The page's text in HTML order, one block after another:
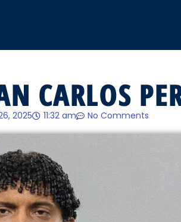
CARLOS
2025 11:32 am No Comments